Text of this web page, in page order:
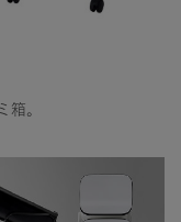
箱。